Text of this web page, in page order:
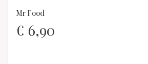
Mr Food
€ 6,90